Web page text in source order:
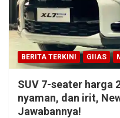
BERITA TERKINI GIIAS
SUV 7-seater harga
nyaman, dan irit,
Jawabannya!